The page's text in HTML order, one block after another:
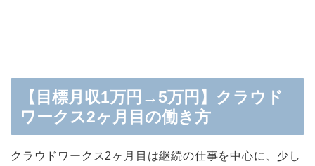
【目標月収1万円→5万円】クラウド
ワークス2ヶ月目の働き方
クラウドワークス2ヶ月目は継続の仕事を中心に、少し